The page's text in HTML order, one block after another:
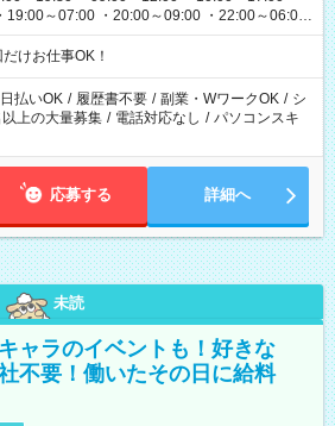
19:00～07:00 ・20:00～09:00 ・22:00～06:00
けお仕事OK！
日払いOK / 履歴書不要 / 副業・WワークOK / シ
上の大量募集 / 電話対応なし / パソコンスキ
応募する 詳細へ
未読
ャラのイベントも！好きな
不要！働いたその日に給料